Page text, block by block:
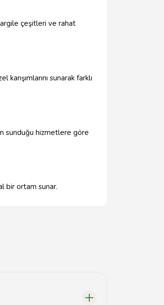
çeşitleri ve rahat
sunarak farklı
sunduğu hizmetlere göre
bir ortam sunar.